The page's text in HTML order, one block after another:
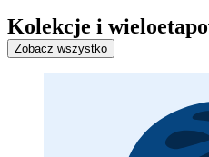
Kolekcje i
Zobacz wszystko